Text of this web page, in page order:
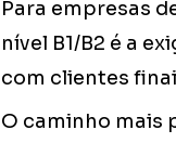
Para empresas
nível B1/B2 é a
com clientes
O caminho mais